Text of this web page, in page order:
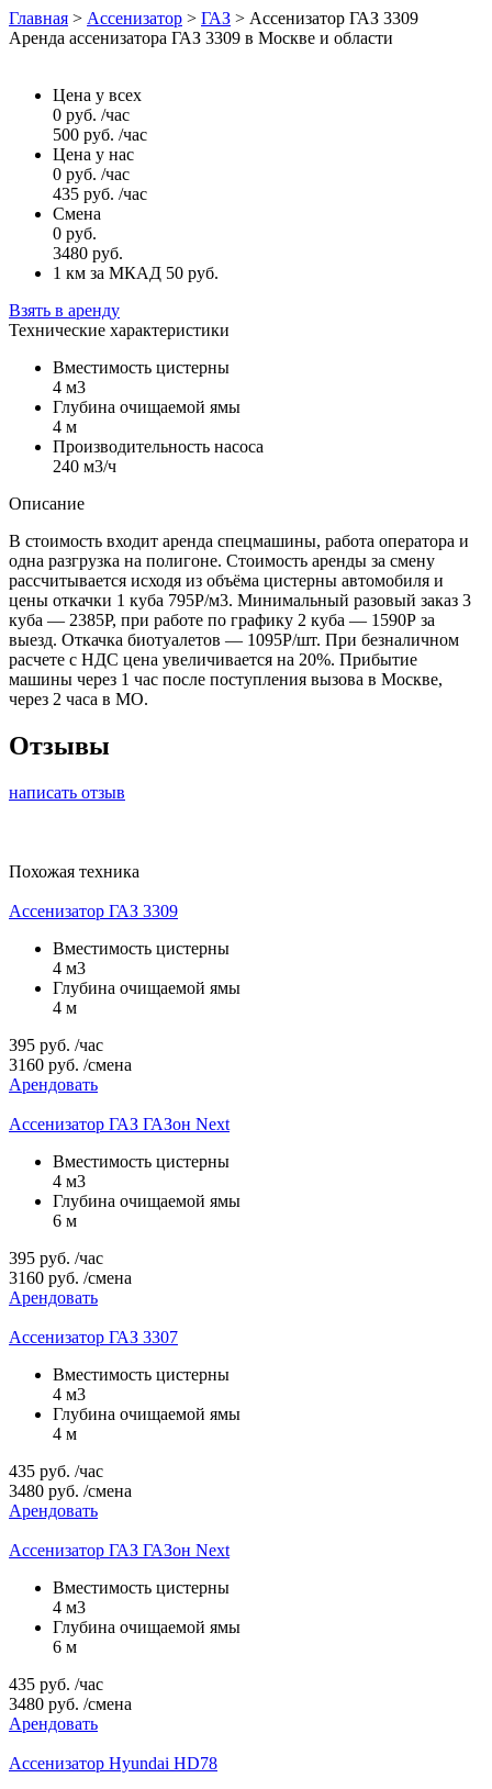
Главная > Ассенизатор > ГАЗ > Ассенизатор ГАЗ 3309
Аренда ассенизатора ГАЗ 3309 в Москве и области
Цена у всех
0 руб. /час
500 руб. /час
Цена у нас
0 руб. /час
435 руб. /час
Смена
0 руб.
3480 руб.
1 км за МКАД 50 руб.
Взять в аренду
Технические характеристики
Вместимость цистерны
4 м3
Глубина очищаемой ямы
4 м
Производительность насоса
240 м3/ч
Описание
В стоимость входит аренда спецмашины, работа оператора и
одна разгрузка на полигоне. Стоимость аренды за смену
рассчитывается исходя из объёма цистерны автомобиля и
цены откачки 1 куба 795Р/м3. Минимальный разовый заказ 3
куба — 2385Р, при работе по графику 2 куба — 1590Р за
выезд. Откачка биотуалетов — 1095Р/шт. При безналичном
расчете с НДС цена увеличивается на 20%. Прибытие
машины через 1 час после поступления вызова в Москве,
через 2 часа в МО.
Отзывы
написать отзыв
Похожая техника
Ассенизатор ГАЗ 3309
Вместимость цистерны
4 м3
Глубина очищаемой ямы
4 м
395 руб. /час
3160 руб. /смена
Арендовать
Ассенизатор ГАЗ ГАЗон Next
Вместимость цистерны
4 м3
Глубина очищаемой ямы
6 м
395 руб. /час
3160 руб. /смена
Арендовать
Ассенизатор ГАЗ 3307
Вместимость цистерны
4 м3
Глубина очищаемой ямы
4 м
435 руб. /час
3480 руб. /смена
Арендовать
Ассенизатор ГАЗ ГАЗон Next
Вместимость цистерны
4 м3
Глубина очищаемой ямы
6 м
435 руб. /час
3480 руб. /смена
Арендовать
Ассенизатор Hyundai HD78